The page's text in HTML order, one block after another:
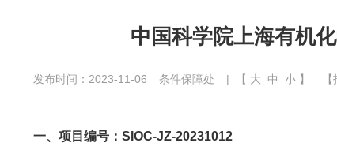
中国科学院上海有机
发布时间：2023-11-06 条件保障处 | 【 大 中 小 】 【
一、项目编号： SIOC-JZ-20231012